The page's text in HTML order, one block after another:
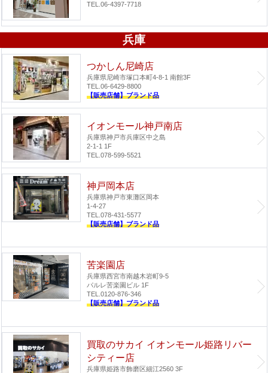
TEL.06-4397-7718
兵庫
つかしん尼崎店
兵庫県尼崎市塚口本町4-8-1 南館3F
TEL.06-6429-8800
【販売店舗】ブランド品
イオンモール神戸南店
兵庫県神戸市兵庫区中之島
2-1-1 1F
TEL.078-599-5521
神戸岡本店
兵庫県神戸市東灘区岡本
1-4-27
TEL.078-431-5577
【販売店舗】ブランド品
苦楽園店
兵庫県西宮市南越木岩町9-5
パルレ苦楽園ビル 1F
TEL.0120-876-346
【販売店舗】ブランド品
買取のサカイ イオンモール姫路リバー
シティー店
兵庫県姫路市飾磨区細江2560 3F